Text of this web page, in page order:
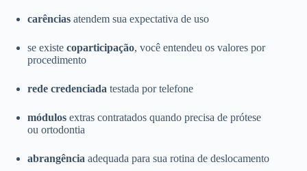
carências atendem sua expectativa de uso
se existe coparticipação, você entendeu os valores por
procedimento
rede credenciada testada por telefone
módulos extras contratados quando precisa de prótese
ou ortodontia
abrangência adequada para sua rotina de deslocamento